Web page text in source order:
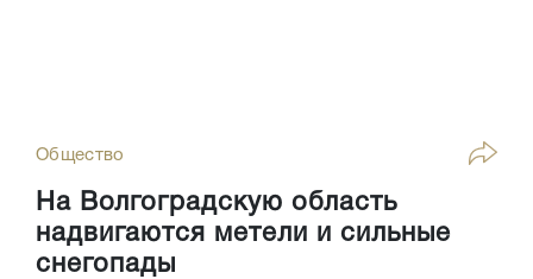
Общество
На Волгоградскую область
надвигаются метели и сильные
снегопады